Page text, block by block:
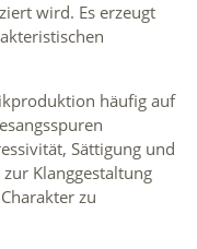
wird. Es erzeugt
häufig auf
Sättigung und
Klanggestaltung
zu